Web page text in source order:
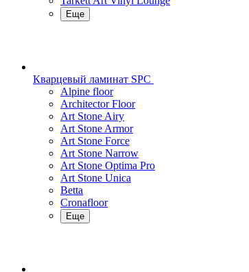
Еще
Кварцевый ламинат SPC
Alpine floor
Architector Floor
Art Stone Airy
Art Stone Armor
Art Stone Force
Art Stone Narrow
Art Stone Optima Pro
Art Stone Unica
Betta
Cronafloor
Еще